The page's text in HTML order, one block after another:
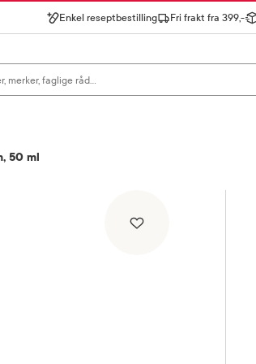
Enkel reseptbestilling Fri frakt fra 399,-
50 ml